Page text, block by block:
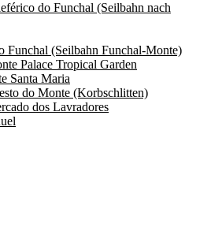
do Funchal (Seilbahn nach
Funchal (Seilbahn Funchal-Monte)
Palace Tropical Garden
Santa Maria
do Monte (Korbschlitten)
dos Lavradores